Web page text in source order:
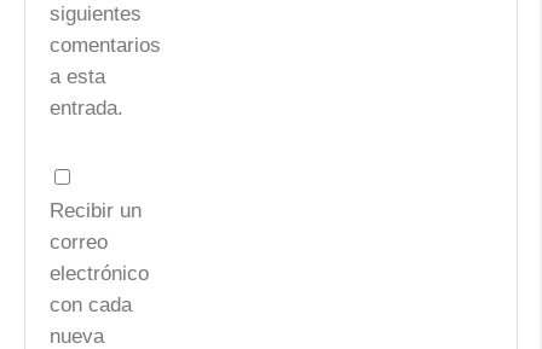
siguientes
comentarios
a esta
entrada.
Recibir un
correo
electrónico
con cada
nueva